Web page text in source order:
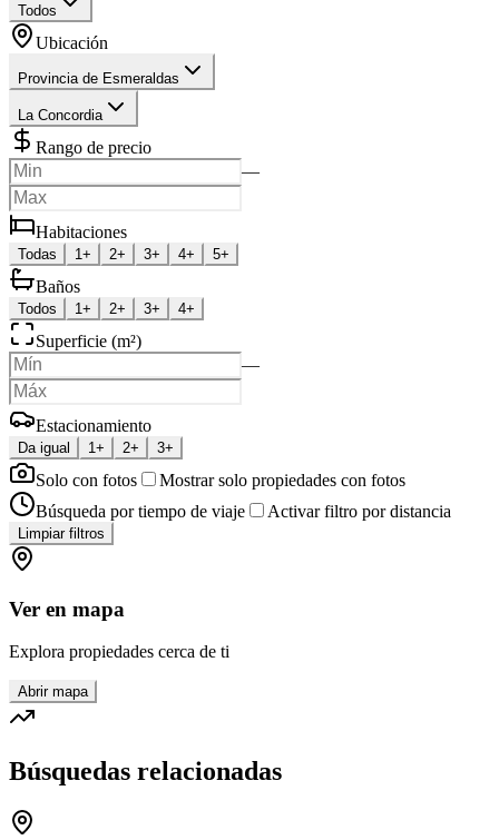
Todos
Ubicación
Provincia de Esmeraldas
La Concordia
Rango de precio
—
Habitaciones
Todas 1+ 2+ 3+ 4+ 5+
Baños
Todos 1+ 2+ 3+ 4+
Superficie (m²)
—
Estacionamiento
Da igual 1+ 2+ 3+
Solo con fotos
Mostrar solo propiedades con fotos
Búsqueda por tiempo de viaje
Activar filtro por distancia
Limpiar filtros
Ver en mapa
Explora propiedades cerca de ti
Abrir mapa
Búsquedas relacionadas